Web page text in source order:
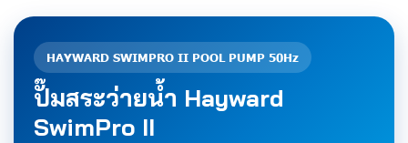
HAYWARD SWIMPRO II POOL PUMP 50Hz
ปั๊มสระว่ายน้ำ Hayward
SwimPro II